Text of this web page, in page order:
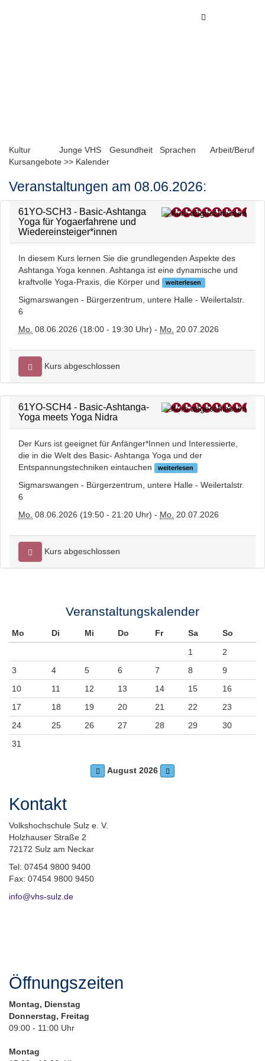
Toggle
Kultur Junge VHS Gesundheit Sprachen
Arbeit/Beruf
Kursangebote >> Kalender
Veranstaltungen am 08.06.2026:
61YO-SCH3 - Basic-Ashtanga
Yoga für Yogaerfahrene und
Wiedereinsteiger*innen
In diesem Kurs lernen Sie die grundlegenden Aspekte des
Ashtanga Yoga kennen. Ashtanga ist eine dynamische und
kraftvolle Yoga-Praxis, die Körper und
weiterlesen
Sigmarswangen - Bürgerzentrum, untere Halle - Weilertalstr.
6
Mo. 08.06.2026 (18:00 - 19:30 Uhr) - Mo. 20.07.2026
Kurs abgeschlossen
61YO-SCH4 - Basic-Ashtanga-
Yoga meets Yoga Nidra
Der Kurs ist geeignet für Anfänger*Innen und Interessierte,
die in die Welt des Basic- Ashtanga Yoga und der
Entspannungstechniken eintauchen
weiterlesen
Sigmarswangen - Bürgerzentrum, untere Halle - Weilertalstr.
6
Mo. 08.06.2026 (19:50 - 21:20 Uhr) - Mo. 20.07.2026
Kurs abgeschlossen
Veranstaltungskalender
Mo Di Mi Do Fr Sa
So
1
2
3
4 5 6 7 8
9
10
11 12 13 14 15
16
17
18 19 20 21 22
23
24
25 26 27 28 29
30
31
August 2026
Kontakt
Volkshochschule Sulz e. V.
Holzhauser Straße 2
72172 Sulz am Neckar
Tel: 07454 9800 9400
Fax: 07454 9800 9450
info@vhs-sulz.de
Öffnungszeiten
Montag, Dienstag
Donnerstag, Freitag
09:00 - 11:00 Uhr
Montag